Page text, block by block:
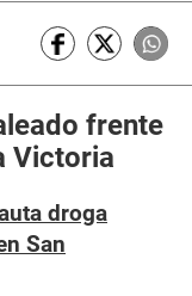
frente
Victoria
droga
San